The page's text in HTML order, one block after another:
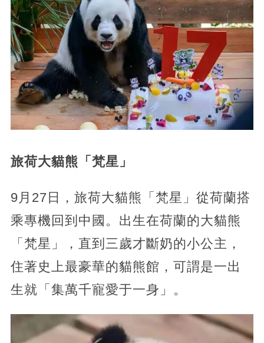
旅荷大貓熊「梵星」
9月27日，旅荷大貓熊「梵星」從荷蘭搭
乘專機回到中國。出生在荷蘭的大貓熊
「梵星」，直到三歲才斷奶的小公主，
住著史上最豪華的貓熊館，可謂是一出
生就「集萬千寵愛于一身」。